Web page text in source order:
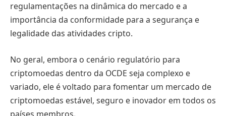
regulamentações na dinâmica do mercado e a
importância da conformidade para a segurança e
legalidade das atividades cripto.
No geral, embora o cenário regulatório para
criptomoedas dentro da OCDE seja complexo e
variado, ele é voltado para fomentar um mercado de
criptomoedas estável, seguro e inovador em todos os